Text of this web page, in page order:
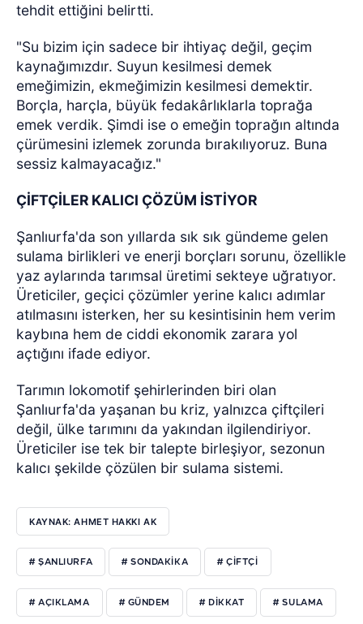
tehdit ettiğini belirtti.
"Su bizim için sadece bir ihtiyaç değil, geçim
kaynağımızdır. Suyun kesilmesi demek
emeğimizin, ekmeğimizin kesilmesi demektir.
Borçla, harçla, büyük fedakârlıklarla toprağa
emek verdik. Şimdi ise o emeğin toprağın altında
çürümesini izlemek zorunda bırakılıyoruz. Buna
sessiz kalmayacağız."
ÇİFTÇİLER KALICI ÇÖZÜM İSTİYOR
Şanlıurfa'da son yıllarda sık sık gündeme gelen
sulama birlikleri ve enerji borçları sorunu, özellikle
yaz aylarında tarımsal üretimi sekteye uğratıyor.
Üreticiler, geçici çözümler yerine kalıcı adımlar
atılmasını isterken, her su kesintisinin hem verim
kaybına hem de ciddi ekonomik zarara yol
açtığını ifade ediyor.
Tarımın lokomotif şehirlerinden biri olan
Şanlıurfa'da yaşanan bu kriz, yalnızca çiftçileri
değil, ülke tarımını da yakından ilgilendiriyor.
Üreticiler ise tek bir talepte birleşiyor, sezonun
kalıcı şekilde çözülen bir sulama sistemi.
KAYNAK: AHMET HAKKI AK
# ŞANLIURFA # SONDAKIKA # ÇIFTÇI
# AÇIKLAMA # GÜNDEM # DIKKAT # SULAMA